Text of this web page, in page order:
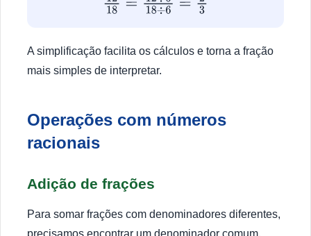
1218= 12÷618÷ 6=
A simplificação facilita os cálculos e torna a fração
mais simples de interpretar.
Operações com números
racionais
Adição de frações
Para somar frações com denominadores diferentes,
precisamos encontrar um denominador comum.